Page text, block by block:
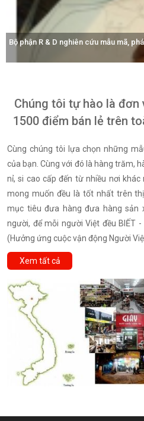
Công nhân tay nghề cao
Chúng tôi tự hào là đơn
1500 điểm bán lẻ trên
Cùng chúng tôi lựa chọn những
của bạn. Cùng với đó là hàng trăm,
nỉ, si cao cấp đến từ nhiều nơi
mong muốn đều là tốt nhất trên
mục tiêu đưa hàng đưa hàng sản
người, để mỗi người Việt đều BIẾT -
(Hưởng ứng cuộc vận động Người
Xem tất cả